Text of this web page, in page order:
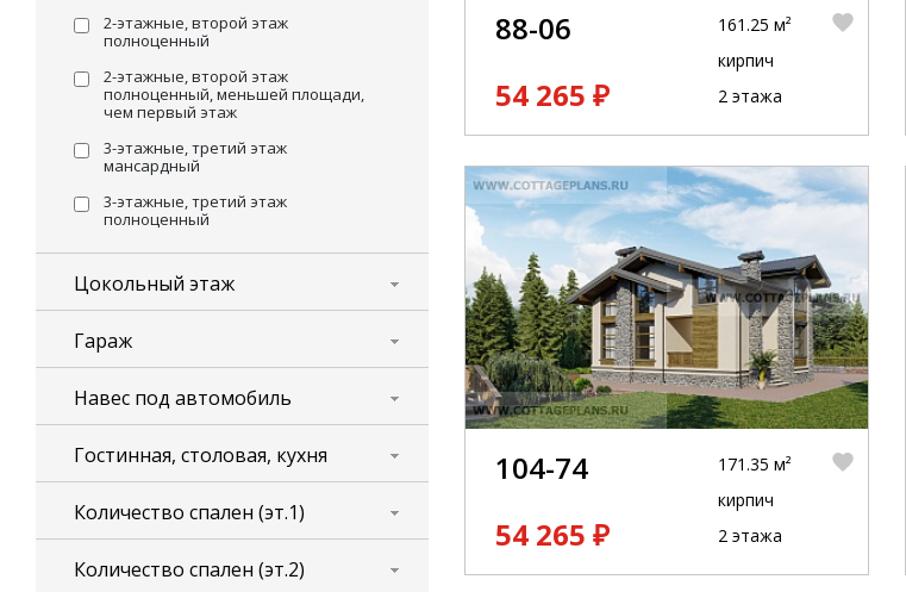
2-этажные, второй этаж
полноценный
2-этажные, второй этаж
полноценный, меньшей площади,
чем первый этаж
3-этажные, третий этаж
мансардный
3-этажные, третий этаж
полноценный
Цокольный этаж
Гараж
Навес под автомобиль
Гостинная, столовая, кухня
Количество спален (эт.1)
Количество спален (эт.2)
88-06
54 265 ₽
161.25 м²
кирпич
2 этажа
104-74
54 265 ₽
171.35 м²
кирпич
2 этажа